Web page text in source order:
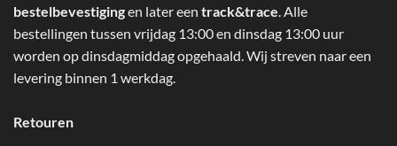
bestelbevestigingen later een track&trace. Alle
bestellingen tussen vrijdag 13:00 en dinsdag 13:00 uur
worden op dinsdagmiddag opgehaald. Wij streven naar een
levering binnen 1 werkdag.
Retouren